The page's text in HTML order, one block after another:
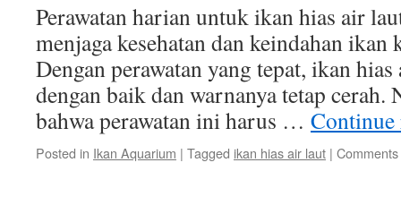
Perawatan harian untuk ikan hias air
menjaga kesehatan dan keindahan ikan
Dengan perawatan yang tepat, ikan
dengan baik dan warnanya tetap cerah.
bahwa perawatan ini harus …
Posted in Ikan Aquarium | Tagged ikan hias air laut |